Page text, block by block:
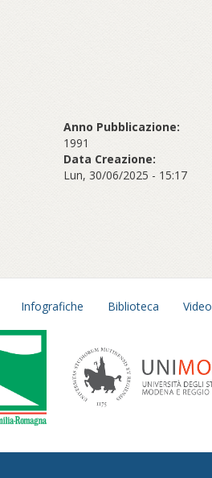
Anno Pubblicazione:
1991
Data Creazione:
Lun, 30/06/2025 - 15:17
Infografiche Biblioteca Video